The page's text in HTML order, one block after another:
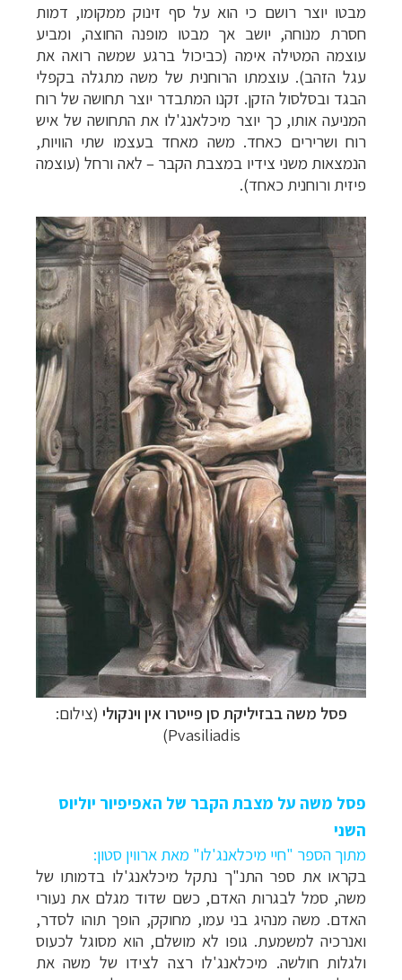
מבטו יוצר רושם כי הוא על סף זינוק ממקומו, דמות
חסרת מנוחה, יושב אך מבטו מופנה החוצה, ומביע
עוצמה המטילה אימה (כביכול ברגע שמשה רואה את
עגל הזהב). עוצמתו הרוחנית של משה מתגלה בקפלי
הבגד ובסלסול הזקן. זקנו המתבדר יוצר תחושה של רוח
המניעה אותו, כך יוצר מיכלאנג'לו את התחושה של איש
רוח ושרירים כאחד. משה מאחד בעצמו שתי הוויות,
הנמצאות משני צידיו במצבת הקבר– לאה ורחל (עוצמה
פיזית ורוחנית כאחד).
פסל משה בבזיליקת סן פייטרו אין וינקולי (צילום:
Pvasiliadis)
פסל משה על מצבת הקבר של האפיפיור יוליוס
השני
מתוך הספר "חיי מיכלאנג'לו" מאת ארווין סטון:
בקראו את ספר התנ"ך נתקל מיכלאנג'לו בדמותו של
משה, סמל לבגרות האדם, כשם שדוד מגלם את נעורי
האדם. משה מנהיג בני עמו, מחוקק, הופך תוהו לסדר,
ואנרכיה למשמעת. גופו לא מושלם, הוא מסוגל לכעוס
ולגלות חולשה. מיכלאנג'לו רצה לצידו של משה את
תכנוןטיולים למדינות אירופהלחצו לרשימת היעדים »
תכנון
טיולים לצפון אמריקה לחצו לרשימת היעדים »
קרוזים והפלגות נופשלחצו לרשימת היעדים »